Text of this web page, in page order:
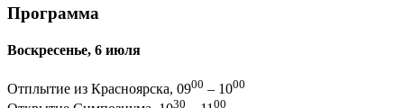
Программа
Воскресенье, 6 июля
Отплытие из Красноярска, 0900 – 1000
30 00